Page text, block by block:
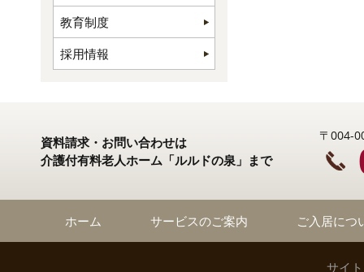
教育制度
採用情報
資料請求・お問い合わせは
介護付有料老人ホーム「ルルドの泉」まで
〒004-
ホーム サービスのご案内 ご入居につ
サイ